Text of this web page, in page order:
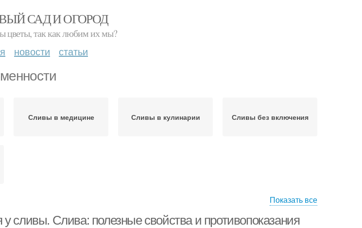
САД И ОГОРОД
цветы, так как любим их мы?
новости статьи
Сливы в медицине Сливы в кулинарии Сливы без включения
Показать все
у сливы. Слива: полезные свойства и противопоказания